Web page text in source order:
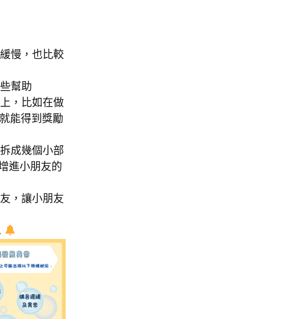
慢，也比較
幫助
，比如在做
能得到獎勵
成幾個小部
進小朋友的
，讓小朋友